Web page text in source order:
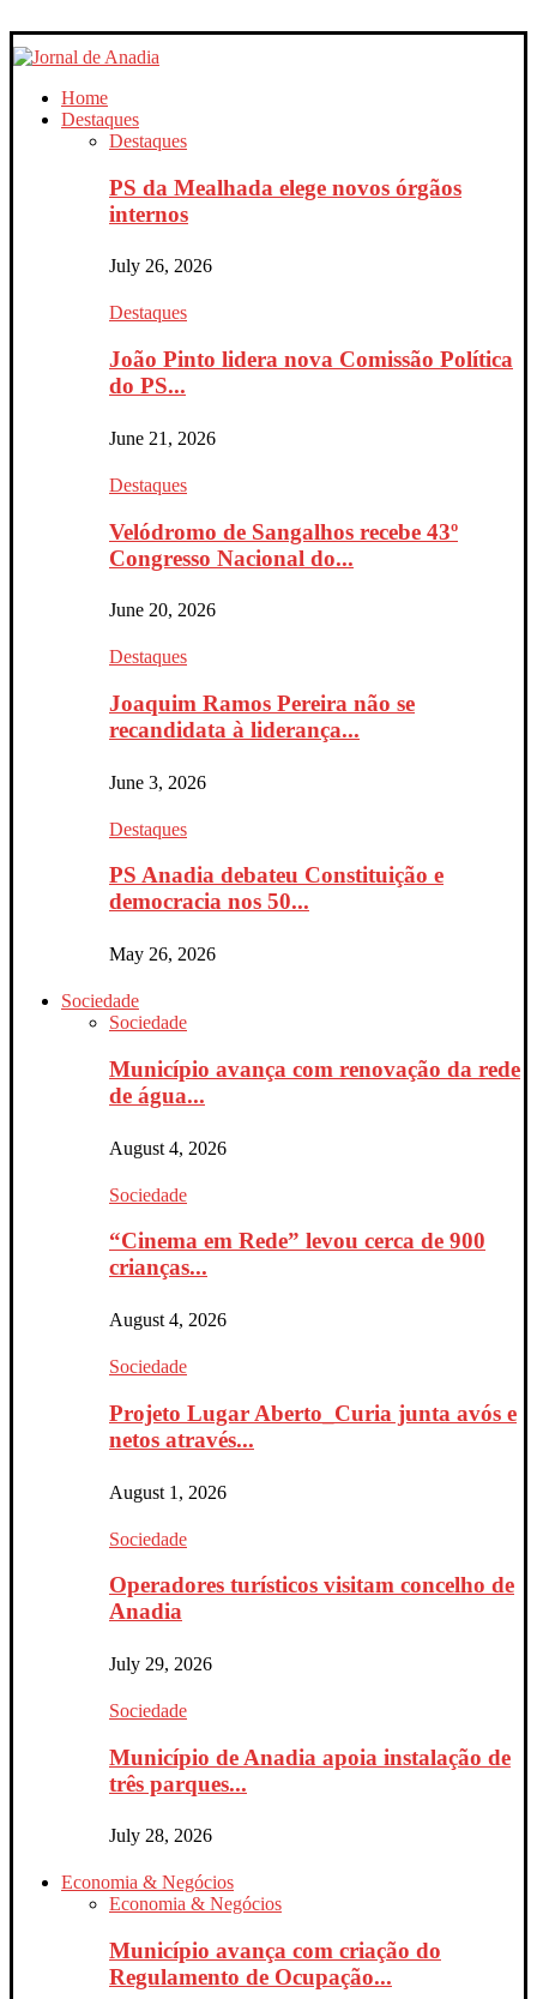
Home
Destaques
Destaques
PS da Mealhada elege novos órgãos
internos
July 26, 2026
Destaques
João Pinto lidera nova Comissão Política
do PS...
June 21, 2026
Destaques
Velódromo de Sangalhos recebe 43º
Congresso Nacional do...
June 20, 2026
Destaques
Joaquim Ramos Pereira não se
recandidata à liderança...
June 3, 2026
Destaques
PS Anadia debateu Constituição e
democracia nos 50...
May 26, 2026
Sociedade
Sociedade
Município avança com renovação da rede
de água...
August 4, 2026
Sociedade
“Cinema em Rede” levou cerca de 900
crianças...
August 4, 2026
Sociedade
Projeto Lugar Aberto_Curia junta avós e
netos através...
August 1, 2026
Sociedade
Operadores turísticos visitam concelho de
Anadia
July 29, 2026
Sociedade
Município de Anadia apoia instalação de
três parques...
July 28, 2026
Economia & Negócios
Economia & Negócios
Município avança com criação do
Regulamento de Ocupação...